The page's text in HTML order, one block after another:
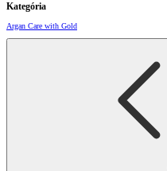
Kategória
Argan Care with Gold